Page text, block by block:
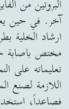
البروتين من
آخر. في حين
ارشاد الخلية
مختص باصابة
تعليماته على
اللازمة لصنع
فصاعداً،